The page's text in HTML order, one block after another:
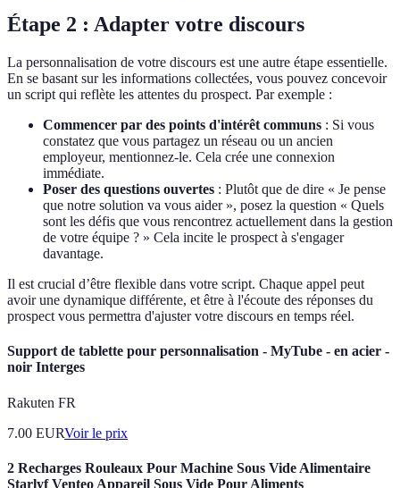
Étape 2 : Adapter votre discours
La personnalisation de votre discours est une autre étape essentielle.
En se basant sur les informations collectées, vous pouvez concevoir
un script qui reflète les attentes du prospect. Par exemple :
Commencer par des points d'intérêt communs : Si vous
constatez que vous partagez un réseau ou un ancien
employeur, mentionnez-le. Cela crée une connexion
immédiate.
Poser des questions ouvertes : Plutôt que de dire « Je pense
que notre solution va vous aider », posez la question « Quels
sont les défis que vous rencontrez actuellement dans la gestion
de votre équipe ? » Cela incite le prospect à s'engager
davantage.
Il est crucial d’être flexible dans votre script. Chaque appel peut
avoir une dynamique différente, et être à l'écoute des réponses du
prospect vous permettra d'ajuster votre discours en temps réel.
Support de tablette pour personnalisation - MyTube - en acier -
noir Interges
Rakuten FR
7.00 EURVoir le prix
2 Recharges Rouleaux Pour Machine Sous Vide Alimentaire
Starlyf Venteo Appareil Sous Vide Pour Aliments